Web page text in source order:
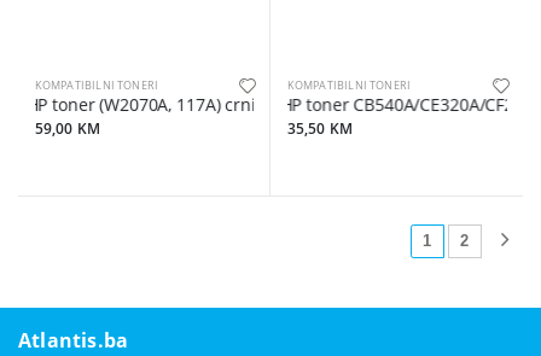
KOMPATIBILNI TONERI
HP toner (W2070A, 117A) crni, zamjenski
59,00 KM
KOMPATIBILNI TONERI
HP toner CB540A/CE320A/
35,50 KM
1 2
Atlantis.ba